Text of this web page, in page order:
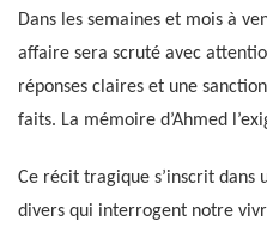
Dans les semaines et mois à
affaire sera scruté avec
réponses claires et une
faits. La mémoire d’Ahmed
Ce récit tragique s’inscrit dans
divers qui interrogent notre